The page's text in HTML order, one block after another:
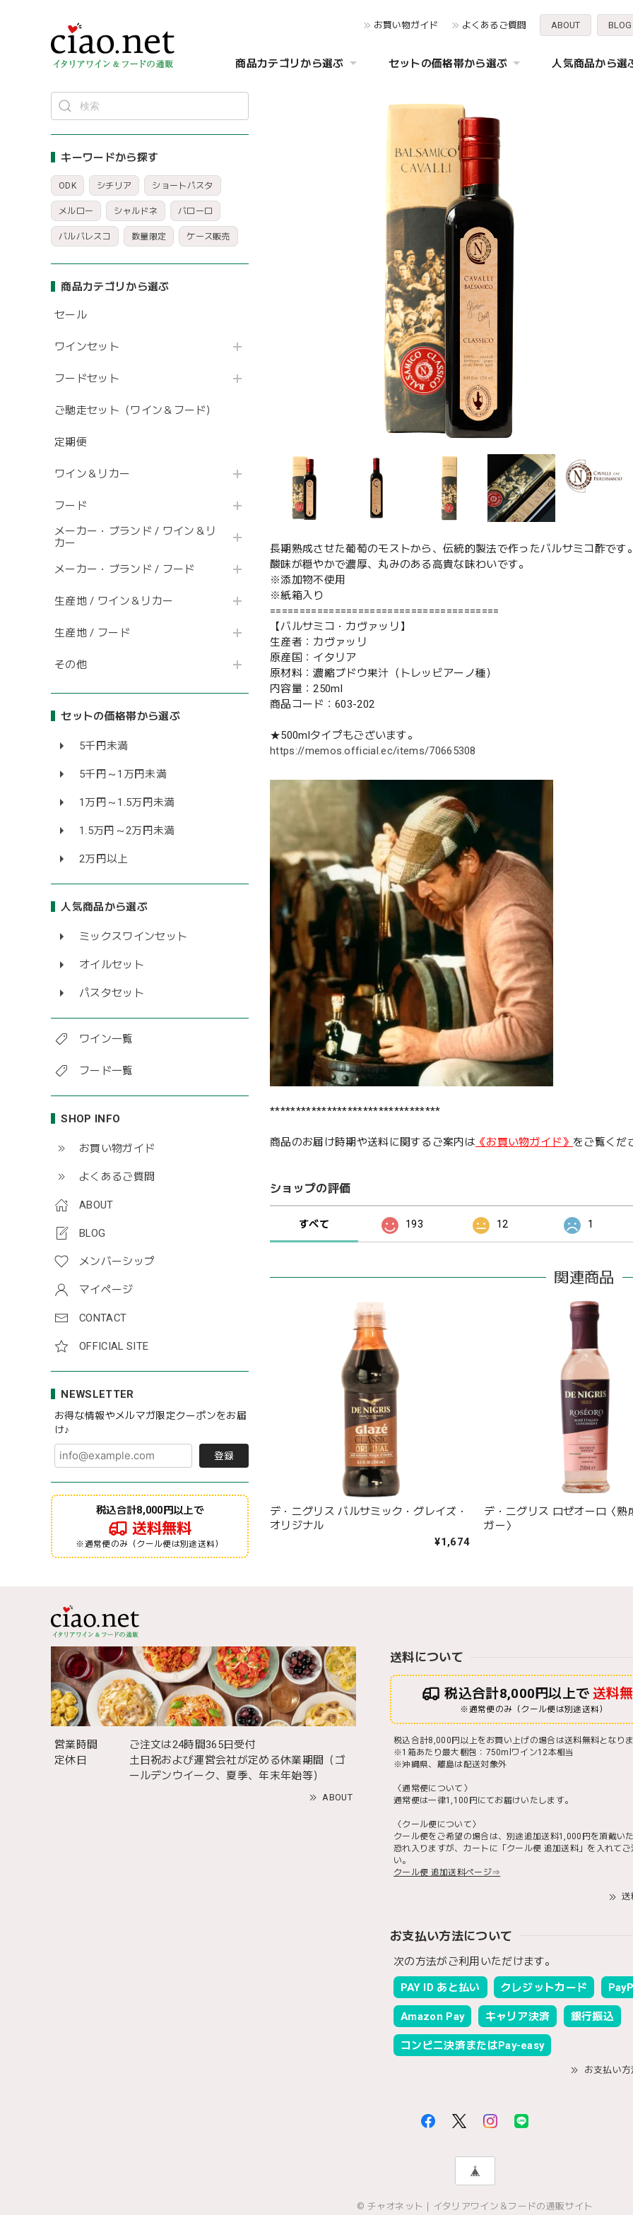
お買い物ガイド よくあるご質問 ABOUT BLOG
商品カテゴリから選ぶ セットの価格帯から選ぶ 人気商品から選
キーワードから探す
ODK シチリア ショートパスタ
メルロー シャルドネ バローロ
バルバレスコ 数量限定 ケース販売
商品カテゴリから選ぶ
セール
ワインセット
フードセット
ご馳走セット（ワイン＆フード）
定期便
ワイン＆リカー
フード
メーカー・ブランド / ワイン＆リ
カー
メーカー・ブランド / フード
生産地 / ワイン＆リカー
生産地 / フード
その他
セットの価格帯から選ぶ
5千円未満
5千円～1万円未満
1万円～1.5万円未満
1.5万円～2万円未満
2万円以上
人気商品から選ぶ
ミックスワインセット
オイルセット
パスタセット
ワイン一覧
フード一覧
SHOP INFO
お買い物ガイド
よくあるご質問
ABOUT
BLOG
メンバーシップ
マイページ
CONTACT
OFFICIAL SITE
NEWSLETTER
お得な情報やメルマガ限定クーポンをお届
け♪
登録
税込合計8,000円以上で
送料無料
※通常便のみ（クール便は別途送料）
長期熟成させた葡萄のモストから、伝統的製法で作ったバルサミコ酢です。
酸味が穏やかで濃厚、丸みのある高貴な味わいです。
※添加物不使用
※紙箱入り
=======================================
【バルサミコ・カヴァッリ】
生産者：カヴァッリ
原産国：イタリア
原材料：濃縮ブドウ果汁（トレッビアーノ種）
内容量：250ml
商品コード：603-202
★500mlタイプもございます。
https://memos.official.ec/items/70665308
*********************************
商品のお届け時期や送料に関するご案内は 《お買い物ガイド》 をご覧くだ
ショップの評価
すべて 193 12 1
関連商品
デ・ニグリス バルサミック・グレイズ・
オリジナル
¥1,674
デ・ニグリス ロゼオーロ〈熟
ガー〉
営業時間
ご注文は24時間365日受付
定休日
土日祝および運営会社が定める休業期間（ゴ
ールデンウイーク、夏季、年末年始等）
ABOUT
送料について
税込合計8,000円以上で 送料
※通常便のみ（クール便は別途送料）
税込合計8,000円以上をお買い上げの場合は送料無料となりま
※1箱あたり最大梱包：750mlワイン12本相当
※沖縄県、離島は配送対象外
〈通常便について〉
通常便は一律1,100円にてお届けいたします。
〈クール便について〉
クール便をご希望の場合は、別途追加送料1,000円を頂戴いた
恐れ入りますが、カートに「クール便 追加送料」を入れてご
い。
クール便 追加送料ページ⇒
送
お支払い方法について
次の方法がご利用いただけます。
PAY ID あと払い クレジットカード
Amazon Pay キャリア決済 銀行振込
コンビニ決済またはPay-easy
お支払い
© チャオネット｜イタリアワイン＆フードの通販サイト